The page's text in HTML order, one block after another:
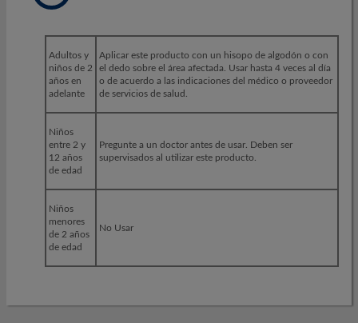
Adultos y
niños de 2
años en
adelante
Aplicar este producto con un hisopo de algodón o con
el dedo sobre el área afectada. Usar hasta 4 veces al día
o de acuerdo a las indicaciones del médico o proveedor
de servicios de salud.
Niños
entre 2 y
12 años
de edad
Pregunte a un doctor antes de usar. Deben ser
supervisados al utilizar este producto.
Niños
menores
de 2 años
de edad
No Usar